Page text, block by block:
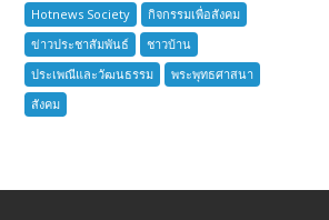
Hotnews Society
กิจกรรมเพื่อสังคม
ข่าวประชาสัมพันธ์
ชาวบ้าน
ประเพณีและวัฒนธรรม
พระพุทธศาสนา
สังคม